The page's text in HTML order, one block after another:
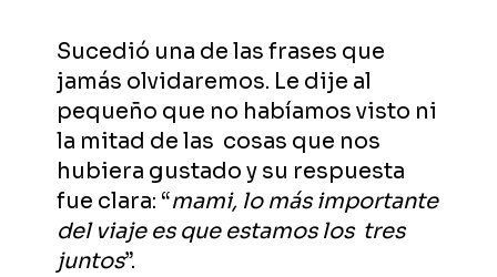
Sucedió una de las frases que
jamás olvidaremos. Le dije al
pequeño que no habíamos visto ni
la mitad de las cosas que nos
hubiera gustado y su respuesta
fue clara: “mami, lo más importante
del viaje es que estamos los tres
juntos”.